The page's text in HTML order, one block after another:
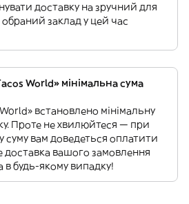
доставку на зручний для
заклад у цей час
World» мінімальна сума
World» встановлено мінімальну
Проте не хвилюйтеся — при
суму вам доведеться оплатити
доставка вашого замовлення
в будь-якому випадку!